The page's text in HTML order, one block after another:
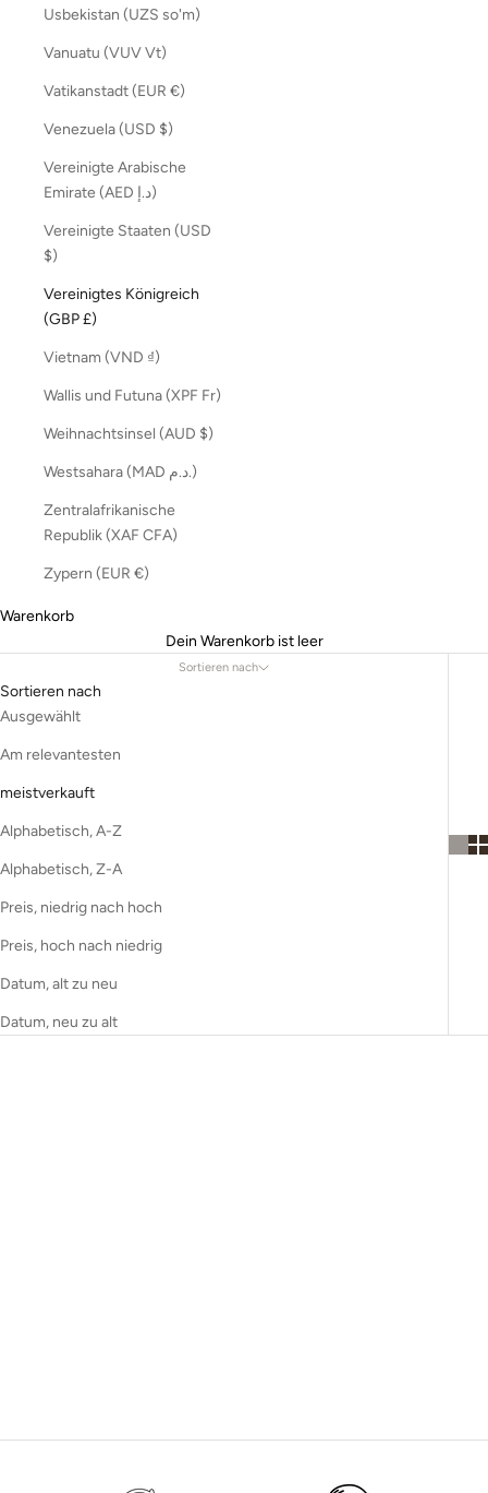
Usbekistan (UZS so'm)
Vanuatu (VUV Vt)
Vatikanstadt (EUR €)
Venezuela (USD $)
Vereinigte Arabische
Emirate (AED د.إ)
Vereinigte Staaten (USD
$)
Vereinigtes Königreich
(GBP £)
Vietnam (VND ₫)
Wallis und Futuna (XPF Fr)
Weihnachtsinsel (AUD $)
Westsahara (MAD د.م.)
Zentralafrikanische
Republik (XAF CFA)
Zypern (EUR €)
Warenkorb
Dein Warenkorb ist leer
Sortieren nach
Sortieren nach
Ausgewählt
Am relevantesten
meistverkauft
Alphabetisch, A-Z
Alphabetisch, Z-A
Preis, niedrig nach hoch
Preis, hoch nach niedrig
Datum, alt zu neu
Datum, neu zu alt